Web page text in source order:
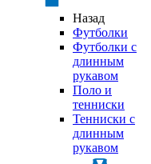
Назад
Футболки
Футболки с
длинным
рукавом
Поло и
тенниски
Тенниски с
длинным
рукавом